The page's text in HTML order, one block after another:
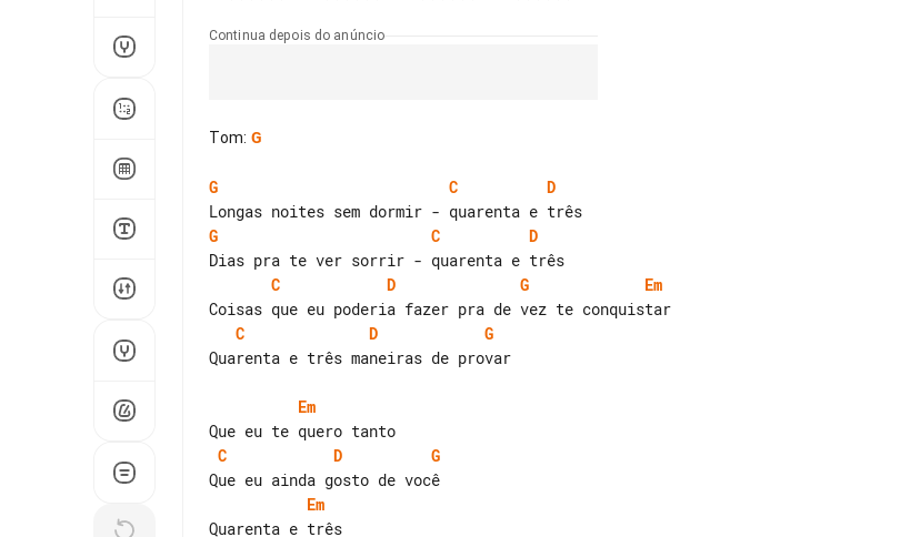
Continua depois do anúncio
Tom: G
G C
D
G
C
D
C
D G
Em
C
D
G
Quarenta e três maneiras de provar
Em
C
D
G
Em